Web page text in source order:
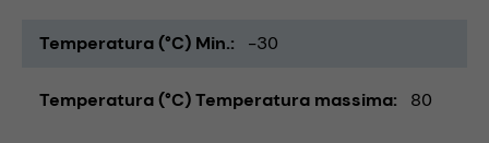
Temperatura (°C) Min. -30
Temperatura (°C) Temperatura massima 80